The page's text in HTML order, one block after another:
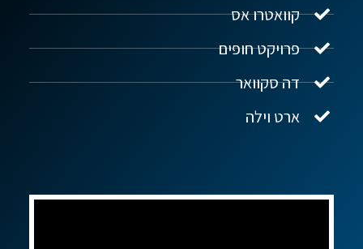
קוואטרו אס
פרויקט חופים
דה סקוואר
ארט וילה
שלום! איך אפשר לעזור?